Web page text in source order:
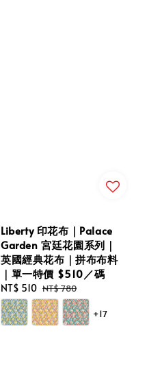
Liberty 印花布｜Palace
Garden 宮廷花園系列｜
英國經典花布｜拼布布料
｜單一特價 $510／碼
Sale
price
NT$ 510 Regular
price
NT$ 780
+17